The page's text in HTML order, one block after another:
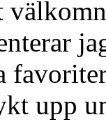
upp